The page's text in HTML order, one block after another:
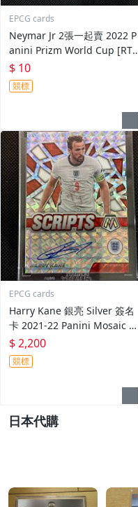
EPCG cards
Neymar Jr 2張一起賣 2022 P
anini Prizm World Cup [RT8
1]
$ 10
競標
EPCG cards
Harry Kane 銀亮 Silver 簽名
卡 2021-22 Panini Mosaic Sc
ripts
$ 2,200
競標
日本代購